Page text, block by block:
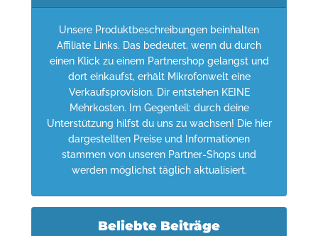
Unsere Produktbeschreibungen beinhalten
Affiliate Links. Das bedeutet, wenn du durch
einen Klick zu einem Partnershop gelangst und
dort einkaufst, erhält Mikrofonwelt eine
Verkaufsprovision. Dir entstehen KEINE
Mehrkosten. Im Gegenteil: durch deine
Unterstützung hilfst du uns zu wachsen! Die hier
dargestellten Preise und Informationen
stammen von unseren Partner-Shops und
werden möglichst täglich aktualisiert.
Beliebte Beiträge